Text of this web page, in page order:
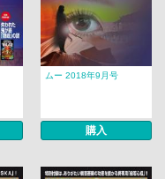
ムー 2018年9月号
購入